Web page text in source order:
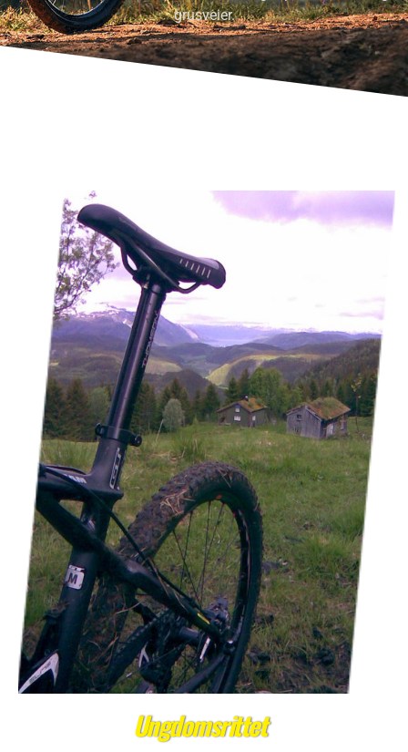
grusveier.
Ungdomsrittet